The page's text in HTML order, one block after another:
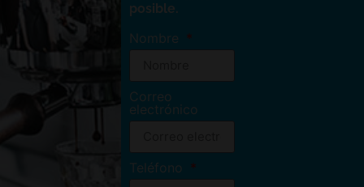
posible.
Nombre
Correo
electrónico
Teléfono